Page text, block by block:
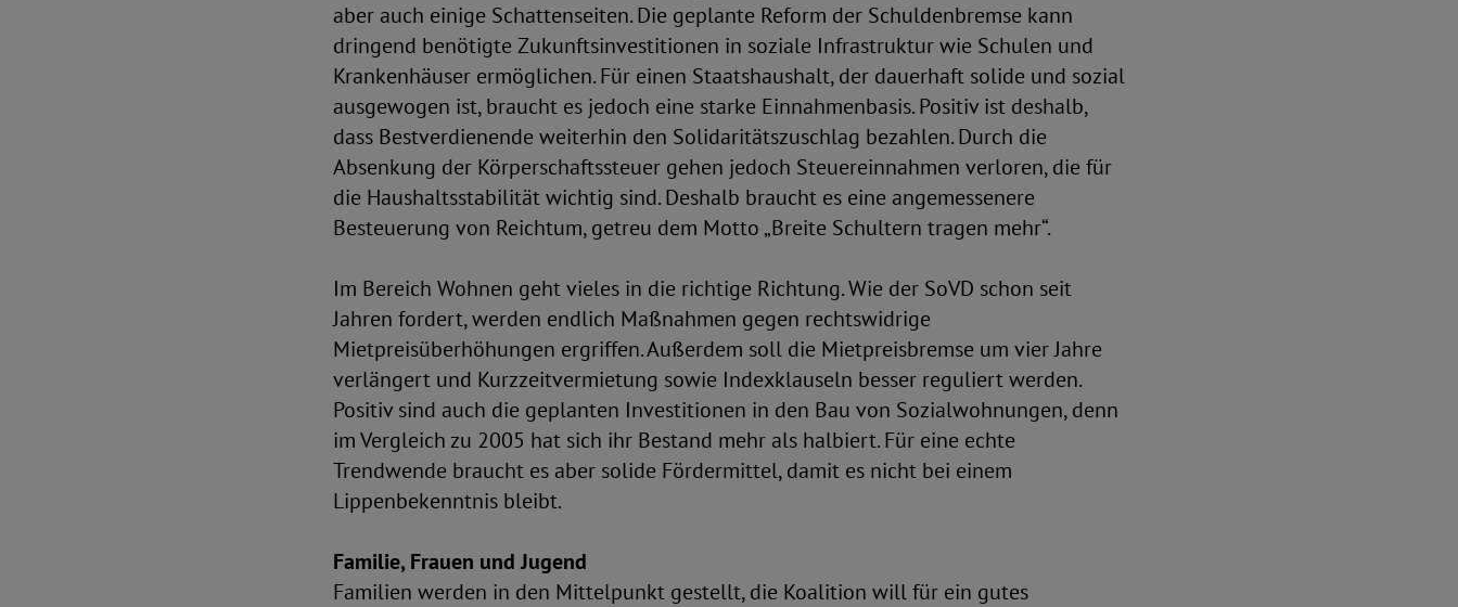
aber auch einige Schattenseiten. Die geplante Reform der Schuldenbremse kann
dringend benötigte Zukunftsinvestitionen in soziale Infrastruktur wie Schulen und
Krankenhäuser ermöglichen. Für einen Staatshaushalt, der dauerhaft solide und sozial
ausgewogen ist, braucht es jedoch eine starke Einnahmenbasis. Positiv ist deshalb,
dass Bestverdienende weiterhin den Solidaritätszuschlag bezahlen. Durch die
Absenkung der Körperschaftssteuer gehen jedoch Steuereinnahmen verloren, die für
die Haushaltsstabilität wichtig sind. Deshalb braucht es eine angemessenere
Besteuerung von Reichtum, getreu dem Motto „Breite Schultern tragen mehr“.
Im Bereich Wohnen geht vieles in die richtige Richtung. Wie der SoVD schon seit
Jahren fordert, werden endlich Maßnahmen gegen rechtswidrige
Mietpreisüberhöhungen ergriffen. Außerdem soll die Mietpreisbremse um vier Jahre
verlängert und Kurzzeitvermietung sowie Indexklauseln besser reguliert werden.
Positiv sind auch die geplanten Investitionen in den Bau von Sozialwohnungen, denn
im Vergleich zu 2005 hat sich ihr Bestand mehr als halbiert. Für eine echte
Trendwende braucht es aber solide Fördermittel, damit es nicht bei einem
Lippenbekenntnis bleibt.
Familie, Frauen und Jugend
Familien werden in den Mittelpunkt gestellt, die Koalition will für ein gutes